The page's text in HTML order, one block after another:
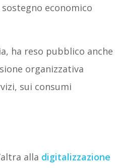
economico
ha reso pubblico anche
organizzativa
sui consumi
alla digitalizzazione